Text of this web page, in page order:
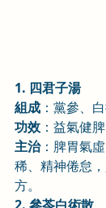
1. 四君子湯
組成 ：黨參、
功效：益氣健
主治：脾胃氣
稀、精神倦怠
方。